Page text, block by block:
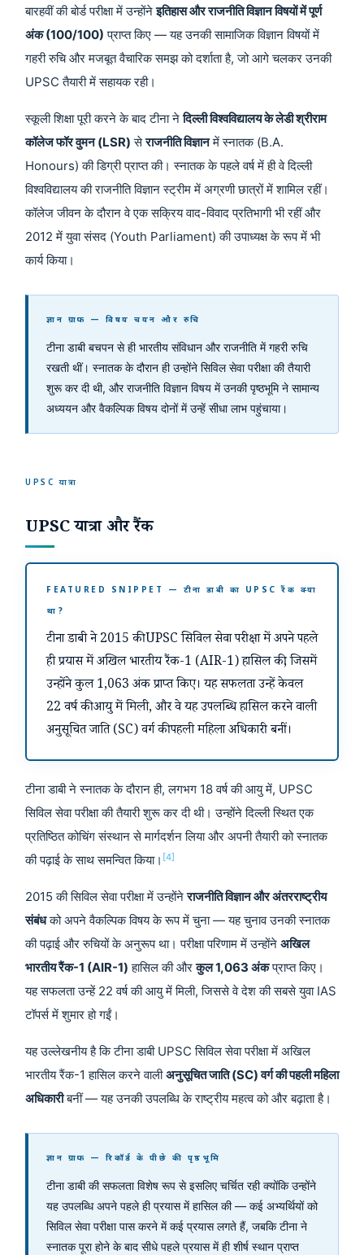
बारहवीं की बोर्ड परीक्षा में उन्होंनेइतिहास और राजनीति विज्ञान विषयों में पूर्ण
अंक (100/100) प्राप्त किए — यह उनकी सामाजिक विज्ञान विषयों में
गहरी रुचि और मजबूत वैचारिक समझ को दर्शाता है, जो आगे चलकर उनकी
UPSC तैयारी में सहायक रही।
स्कूली शिक्षा पूरी करने के बाद टीना नेदिल्ली विश्वविद्यालय के लेडी श्रीराम
कॉलेज फॉर वुमन (LSR) सेराजनीति विज्ञानमें स्नातक (B.A.
Honours) की डिग्री प्राप्त की। स्नातक के पहले वर्ष में ही वे दिल्ली
विश्वविद्यालय की राजनीति विज्ञान स्ट्रीम में अग्रणी छात्रों में शामिल रहीं।
कॉलेज जीवन के दौरान वे एक सक्रिय वाद-विवाद प्रतिभागी भी रहीं और
2012 में युवा संसद (Youth Parliament) की उपाध्यक्ष के रूप में भी
कार्य किया।
ज्ञान ग्राफ — विषय चयन और रुचि
टीना डाबी बचपन से ही भारतीय संविधान और राजनीति में गहरी रुचि
रखती थीं। स्नातक के दौरान ही उन्होंने सिविल सेवा परीक्षा की तैयारी
शुरू कर दी थी, और राजनीति विज्ञान विषय में उनकी पृष्ठभूमि ने सामान्य
अध्ययन और वैकल्पिक विषय दोनों में उन्हें सीधा लाभ पहुंचाया।
UPSC यात्रा
UPSC यात्रा और रैंक
FEATURED SNIPPET — टीना डाबी का UPSC रैंक क्या
था?
टीना डाबी ने 2015 की UPSC सिविल सेवा परीक्षा में अपने पहले
ही प्रयास में अखिल भारतीय रैंक-1 (AIR-1) हासिल की, जिसमें
उन्होंने कुल 1,063 अंक प्राप्त किए। यह सफलता उन्हें केवल
22 वर्ष की आयु में मिली, और वे यह उपलब्धि हासिल करने वाली
अनुसूचित जाति (SC) वर्ग की पहली महिला अधिकारी बनीं।
टीना डाबी ने स्नातक के दौरान ही, लगभग 18 वर्ष की आयु में, UPSC
सिविल सेवा परीक्षा की तैयारी शुरू कर दी थी। उन्होंने दिल्ली स्थित एक
प्रतिष्ठित कोचिंग संस्थान से मार्गदर्शन लिया और अपनी तैयारी को स्नातक
की पढ़ाई के साथ समन्वित किया। [4]
2015 की सिविल सेवा परीक्षा में उन्होंनेराजनीति विज्ञान और अंतरराष्ट्रीय
संबंधको अपने वैकल्पिक विषय के रूप में चुना — यह चुनाव उनकी स्नातक
की पढ़ाई और रुचियों के अनुरूप था। परीक्षा परिणाम में उन्होंने अखिल
भारतीय रैंक-1 (AIR-1) हासिल की औरकुल 1,063 अंकप्राप्त किए।
यह सफलता उन्हें 22 वर्ष की आयु में मिली, जिससे वे देश की सबसे युवा IAS
टॉपर्स में शुमार हो गईं।
यह उल्लेखनीय है कि टीना डाबी UPSC सिविल सेवा परीक्षा में अखिल
भारतीय रैंक-1 हासिल करने वालीअनुसूचित जाति (SC) वर्ग की पहली महिला
अधिकारीबनीं — यह उनकी उपलब्धि के राष्ट्रीय महत्व को और बढ़ाता है।
ज्ञान ग्राफ — रिकॉर्ड के पीछे की पृष्ठभूमि
टीना डाबी की सफलता विशेष रूप से इसलिए चर्चित रही क्योंकि उन्होंने
यह उपलब्धि अपने पहले ही प्रयास में हासिल की — कई अभ्यर्थियों को
सिविल सेवा परीक्षा पास करने में कई प्रयास लगते हैं, जबकि टीना ने
स्नातक पूरा होने के बाद सीधे पहले प्रयास में ही शीर्ष स्थान प्राप्त